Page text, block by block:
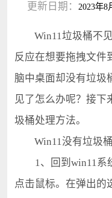
更新日期： 2023年8
Win11垃圾桶不见
反应在想要拖拽文件
脑中桌面却没有垃圾
见了怎么办呢？接下
圾桶处理方法。
Win11没有垃圾桶
1、回到win11系
点击鼠标。在弹出的